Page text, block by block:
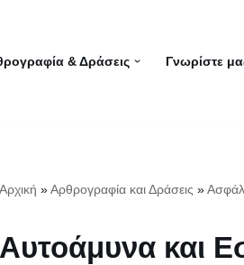
& Δράσεις Γνωρίστε
Αρχική »Αρθρογραφία και Δράσεις »
Αυτοάμυνα και